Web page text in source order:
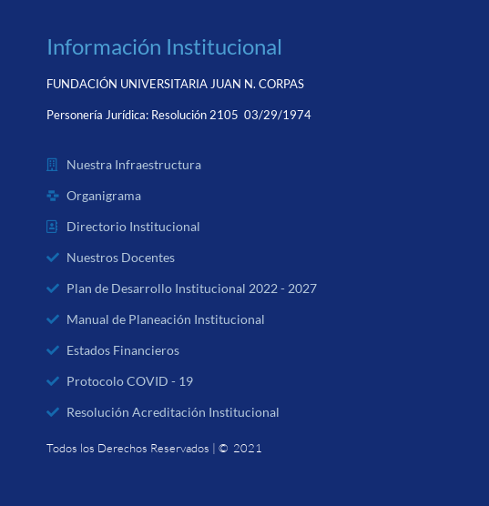
Información Institucional
FUNDACIÓN UNIVERSITARIA JUAN N. CORPAS
Personería Jurídica: Resolución 2105 03/29/1974
Nuestra Infraestructura
Organigrama
Directorio Institucional
Nuestros Docentes
Plan de Desarrollo Institucional 2022 - 2027
Manual de Planeación Institucional
Estados Financieros
Protocolo COVID - 19
Resolución Acreditación Institucional
Todos los Derechos Reservados | © 2021